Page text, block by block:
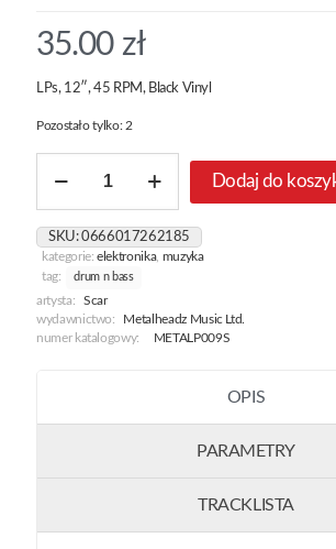
35.00 zł
LPs, 12″, 45 RPM, Black Vinyl
Pozostało tylko: 2
The
Project
-
Album
Dodaj do
SKU:0666017262185
kategorie:elektronika, muzyka
tag:
drum n bass
artysta:
Scar
wydawnictwo:
Metalheadz Music Ltd.
numer katalogowy:
METALP009S
OPIS
PARAMETRY
TRACKLISTA